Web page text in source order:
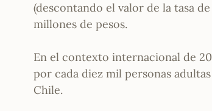
(descontando el valor de la tasa
millones de pesos.
En el contexto internacional de
por cada diez mil personas
Chile.